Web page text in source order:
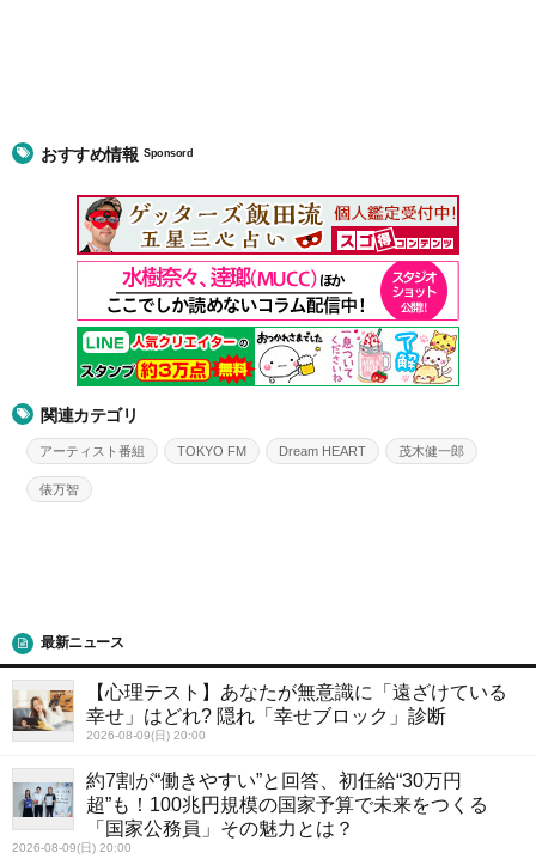
おすすめ情報Sponsord
関連カテゴリ
アーティスト番組 TOKYO FM Dream HEART 茂木健一郎
俵万智
最新ニュース
【心理テスト】あなたが無意識に「遠ざけている
幸せ」はどれ? 隠れ「幸せブロック」診断
2026-08-09(日) 20:00
約7割が“働きやすい”と回答、初任給“30万円
超”も！100兆円規模の国家予算で未来をつくる
「国家公務員」その魅力とは？
2026-08-09(日) 20:00